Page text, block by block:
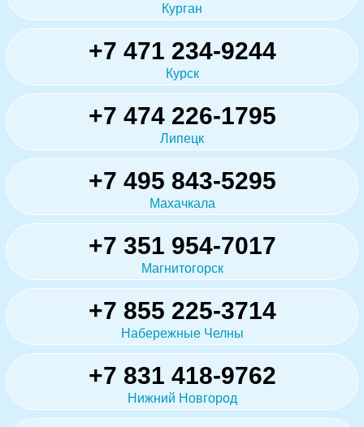
Курган
+7 471 234-9244
Курск
+7 474 226-1795
Липецк
+7 495 843-5295
Махачкала
+7 351 954-7017
Магнитогорск
+7 855 225-3714
Набережные Челны
+7 831 418-9762
Нижний Новгород